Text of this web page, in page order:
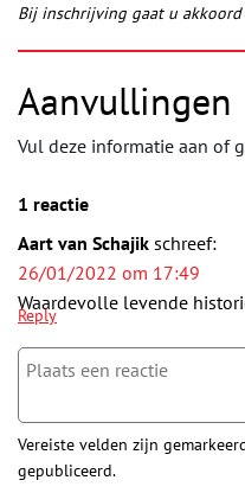
Bij inschrijving gaat u
Aanvullingen
Vul deze informatie aan of
1 reactie
Aart van Schajik schreef:
26/01/2022 om 17:49
Waardevolle levende
Reply
Vereiste velden zijn
gepubliceerd.